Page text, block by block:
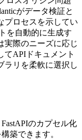
がデータ検証と
プロセスを示してい
を自動的に生成す
実際のニーズに応じ
てAPIドキュメント
ラリを柔軟に選択し
のカプセル化
築できます。